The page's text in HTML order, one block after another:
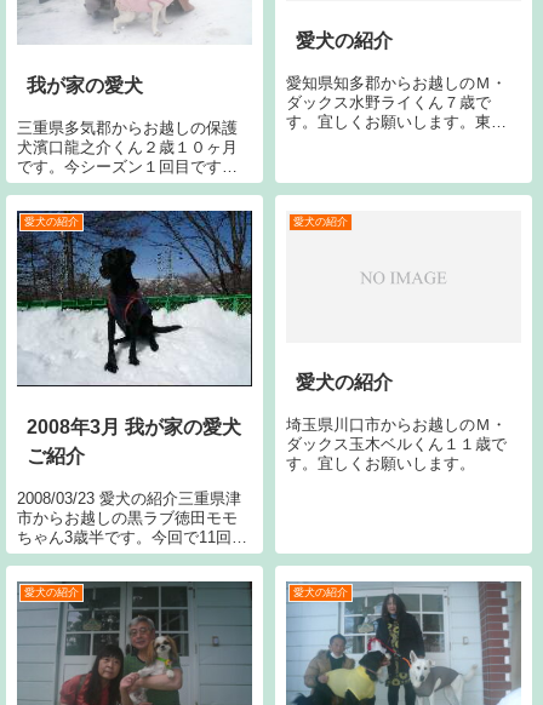
我が家の愛犬
三重県多気郡からお越しの保護
犬濱口龍之介くん２歳１０ヶ月
です。今シーズン１回目です。
今回で８回目です。宜しくお願
ンヌです。
愛犬の紹介
愛知県知多郡からお越しのＭ・
ダックス水野ライくん７歳で
す。宜しくお願いします。東京
です。今回で１２回目です。宜
しくお願いします。右の黒ラブ
はラナンです。
愛犬の紹介
2008年3月 我が家の愛犬
ご紹介
2008/03/23 愛犬の紹介三重県津
市からお越しの黒ラブ徳田モモ
ちゃん3歳半です。今回で11回目
の来場です。わが家の黒ラブラ
き有り難うございます。今後と
も宜しくお願い致します。
2008/03/20 愛犬の紹介...
愛犬の紹介
愛犬の紹介
埼玉県川口市からお越しのＭ・
ダックス玉木ベルくん１１歳で
す。宜しくお願いします。
愛犬の紹介 愛犬の紹介